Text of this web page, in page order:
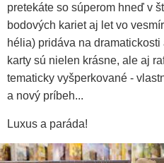
pretekáte so súperom hneď v
bodových kariet aj let vo
hélia) pridáva na
karty sú nielen krásne, ale aj
tematicky vyšperkované -
a nový príbeh...
Luxus a paráda!